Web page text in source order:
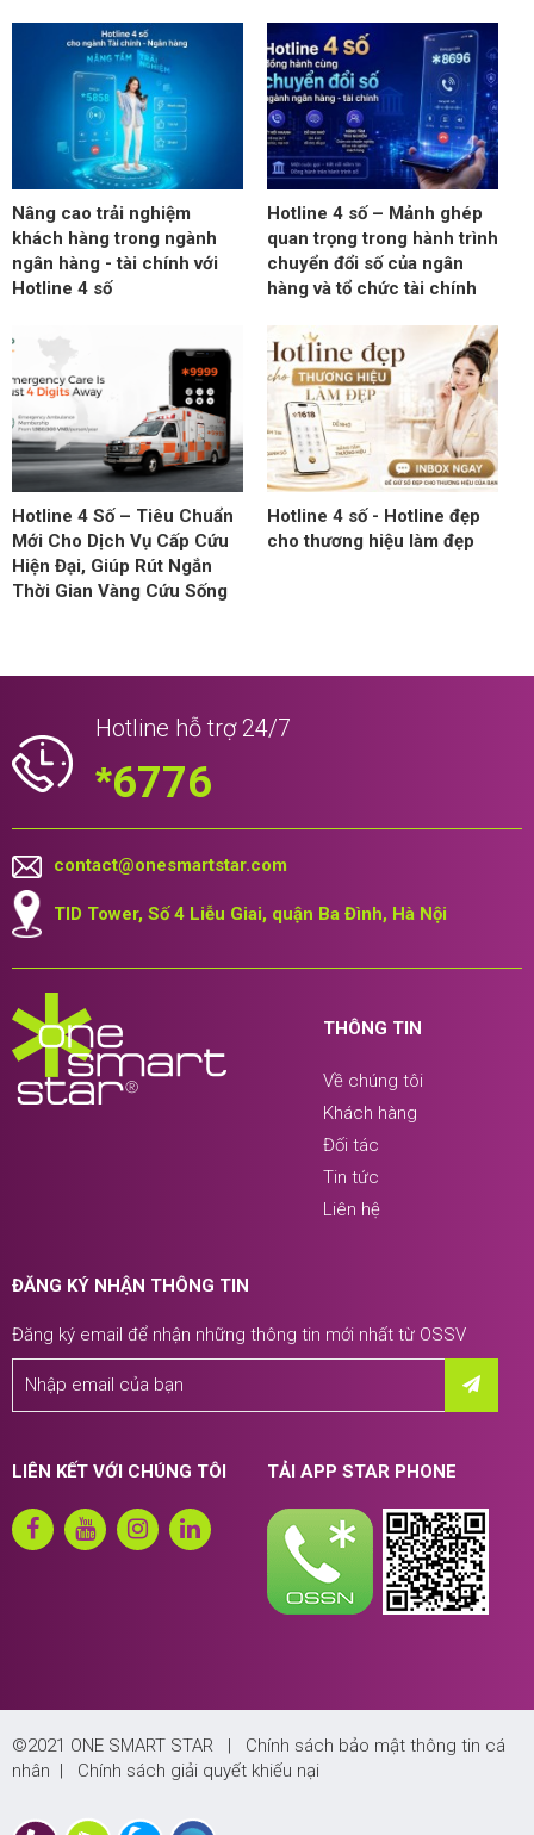
Nâng cao trải nghiệm
khách hàng trong ngành
ngân hàng - tài chính với
Hotline 4 số
Hotline 4 số – Mảnh ghép
quan trọng trong hành trình
chuyển đổi số của ngân
hàng và tổ chức tài chính
Hotline 4 Số – Tiêu Chuẩn
Mới Cho Dịch Vụ Cấp Cứu
Hiện Đại, Giúp Rút Ngắn
Thời Gian Vàng Cứu Sống
Hotline 4 số - Hotline đẹp
cho thương hiệu làm đẹp
Hotline hỗ trợ 24/7
*6776
contact@onesmartstar.com
TID Tower, Số 4 Liễu Giai, quận Ba Đình, Hà Nội
THÔNG TIN
Về chúng tôi
Khách hàng
Đối tác
Tin tức
Liên hệ
ĐĂNG KÝ NHẬN THÔNG TIN
Đăng ký email để nhận những thông tin mới nhất từ OSSV
LIÊN KẾT VỚI CHÚNG TÔI TẢI APP STAR PHONE
©2021 ONE SMART STAR | Chính sách bảo mật thông tin cá
nhân | Chính sách giải quyết khiếu nại